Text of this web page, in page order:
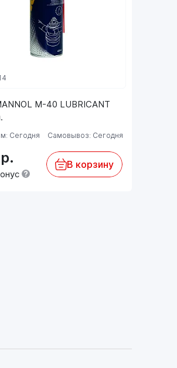
M-40 LUBRICANT
Сегодня Самовывоз: Сегодня
р. В корзину